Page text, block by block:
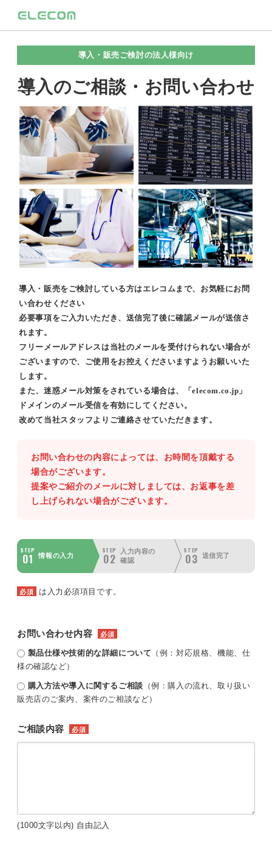
導入・販売ご検討の法人様向け
導入のご相談・お問い合わせ
導入・販売をご検討している方はエレコムまで、お気軽にお問
い合わせください
必要事項をご入力いただき、送信完了後に確認メールが送信さ
れます。
フリーメールアドレスは当社のメールを受付けられない場合が
ございますので、ご使用をお控えくださいますようお願いいた
します。
また、迷惑メール対策をされている場合は、「elecom.co.jp」
ドメインのメール受信を有効にしてください。
改めて当社スタッフよりご連絡させていただきます。
お問い合わせの内容によっては、お時間を頂戴する
場合がございます。
提案やご紹介のメールに対しましては、お返事を差
し上げられない場合がございます。
STEP
01 情報の入力
STEP
02
入力内容の
確認
STEP
03 送信完了
必須 は入力必須項目です。
お問い合わせ内容 必須
製品仕様や技術的な詳細について （例：対応規格、機能、仕
様の確認など）
購入方法や導入に関するご相談 （例：購入の流れ、取り扱い
販売店のご案内、案件のご相談など）
ご相談内容 必須
(1000文字以内) 自由記入